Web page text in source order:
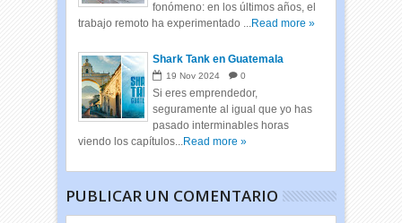
fonómeno: en los últimos años, el
trabajo remoto ha experimentado ...Read more »
Shark Tank en Guatemala
19 Nov 2024 0
Si eres emprendedor,
seguramente al igual que yo has
pasado interminables horas
viendo los capítulos...Read more »
PUBLICAR UN COMENTARIO